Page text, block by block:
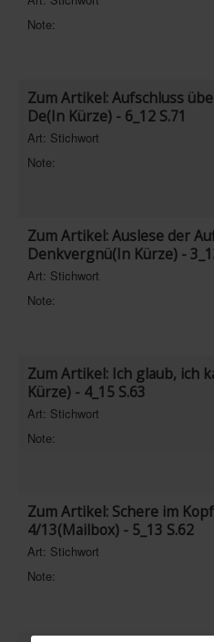
Note:
Zum Artikel: Aufschluss
De(In Kürze) - 6_12 S.71
Art: Stichwort
Note:
Zum Artikel: Auslese der
Denkvergnü(In Kürze) -
Art: Stichwort
Note:
Zum Artikel: Ich glaub, ich
Kürze) - 4_15 S.63
Art: Stichwort
Note:
Zum Artikel: Schere im
4/13(Mailbox) - 5_13 S.62
Art: Stichwort
Note: